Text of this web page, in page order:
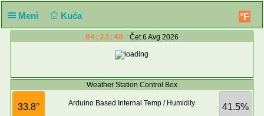
Meni Kuća °F
04:23:48 Čet 6 Avg 2026
Weather Station Control Box
33.8° 41.5%
Arduino Based Internal Temp / Humidity